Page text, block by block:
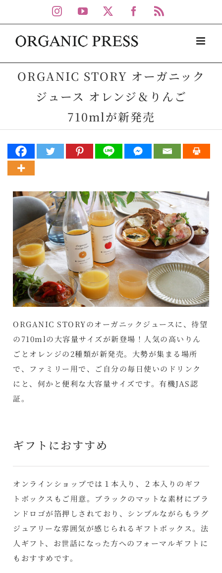
to
content
Instagram
YouTube Facebook
ORGANIC STORY オーガニック
ジュース オレンジ＆りんご
710mlが新発売
ORGANIC STORYのオーガニックジュースに、待望
の710mlの大容量サイズが新登場！人気の高いりん
ごとオレンジの2種類が新発売。大勢が集まる場所
で、ファミリー用で、ご自分の毎日使いのドリンク
にと、何かと便利な大容量サイズです。有機JAS認
証。
ギフトにおすすめ
オンラインショップでは１本入り、２本入りのギフ
トボックスもご用意。ブラックのマットな素材にブラ
ンドロゴが箔押しされており、シンプルながらもラグ
ジュアリーな雰囲気が感じられるギフトボックス。法
人ギフト、お世話になった方へのフォーマルギフトに
もおすすめです。